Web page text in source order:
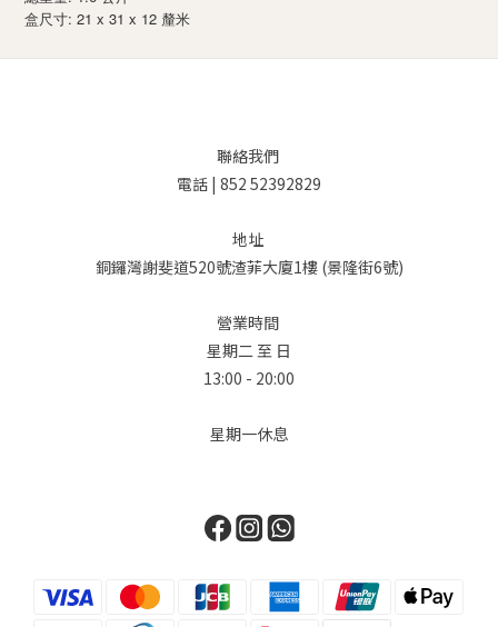
盒尺寸: 21 x 31 x 12 釐米
聯絡我們
電話 | 852 52392829
地址
銅鑼灣謝斐道520號渣菲大廈1樓 (景隆街6號)
營業時間
星期二 至 日
13:00 - 20:00
星期一休息